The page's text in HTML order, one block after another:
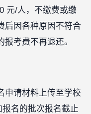
元/人，不缴费或缴
后因各种原因不符合
考费不再退还。
申请材料上传至学校
报名的批次报名截止